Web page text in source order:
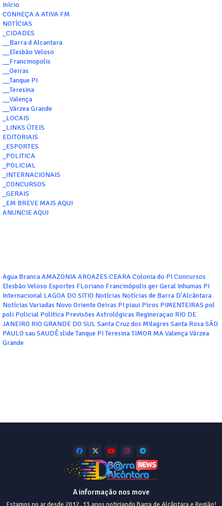
Início
CONHEÇA A ATIVA FM
NOTÍCIAS
_CIDADES
__Barra d Alcantara
__Elesbão Veloso
__Francinopolis
__Oeiras
__Tanque PI
__Teresina
__Valença
__Várzea Grande
_LOCAIS
_LINKS ÚTEIS
EDITORIAIS
_ESPORTES
_POLITICA
_POLICIAL
_INTERNACIONAIS
_CONCURSOS
_GERAIS
_EM BREVE MAIS AQUI
ANUNCIE AQUI
Agua BrancaAMAZONIAAROAZES CEARAColonia do PIConcursos
Elesbão Veloso Esportes FLoriano Francinópolis gerGeral Inhumas PI
Internacional LAGOA DO SITIO Notícias Notícias de Barra D'Alcântara
Notícias Variadas Novo Oriente Oeiras PIpiaui Picos PIMENTEIRAS pol
poli Policial Politica Previsões Astrológicas Regineraçao RIO DE
JANEIRO RIO GRANDE DO SUL Santa Cruz dos Milagres Santa RosaSÃO
PAULOsauSAUDÊslide Tanque PITeresinaTIMOR MAValençaVárzea
Grande
A informação nos move